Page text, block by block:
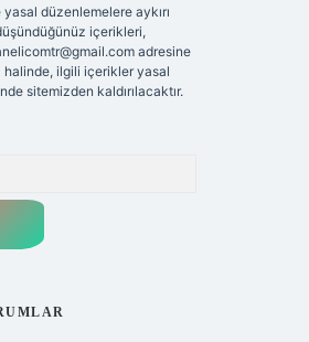
düzenlemelere aykırı
içerikleri,
adresine
halinde, ilgili içerikler yasal
sitemizden kaldırılacaktır.